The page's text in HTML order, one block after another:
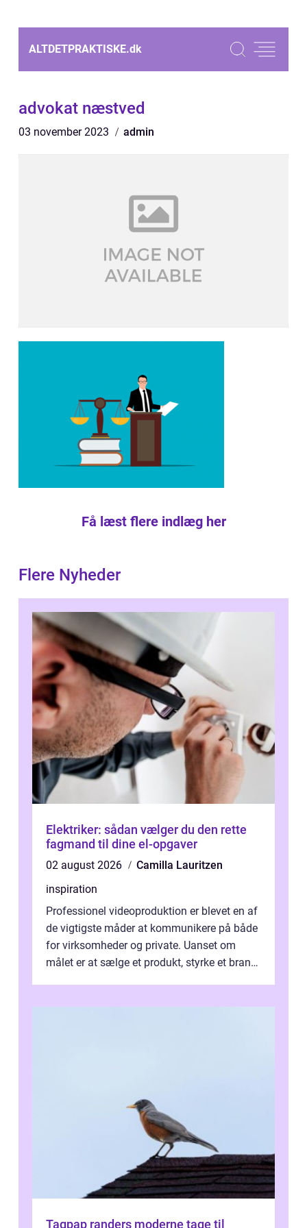
ALTDETPRAKTISKE.dk
advokat næstved
03 november 2023 admin
Få læst flere indlæg her
Flere Nyheder
Elektriker: sådan vælger du den rette
fagmand til dine el-opgaver
02 august 2026
Camilla Lauritzen
inspiration
Professionel videoproduktion er blevet en af
de vigtigste måder at kommunikere på både
for virksomheder og private. Uanset om
målet er at sælge et produkt, styrke et brand,
Tagpap randers moderne tage til